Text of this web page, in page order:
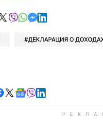
в Telegram
в Facebook
поделиться в X
отправить в Viber
отправить в
отправить в
отправить в
ДЕКЛАРАЦИЯ О
в Telegram
Читайте в Facebook
Читайте в X
Читайте в Google
Читайте в Viber
Читайте в